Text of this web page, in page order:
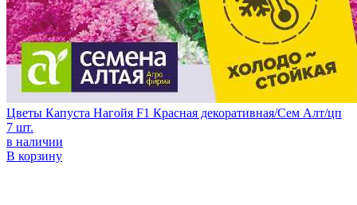
Цветы Капуста Нагойя F1 Красная декоративная/Сем Алт/цп
7 шт.
в наличии
В корзину